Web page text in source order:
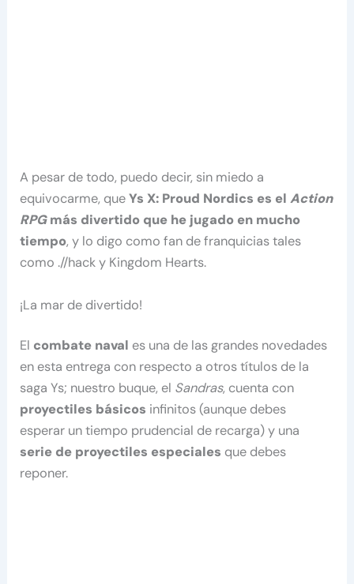
A pesar de todo, puedo decir, sin miedo a
equivocarme, queYs X: Proud Nordics es elAction
RPGmás divertido que he jugado en mucho
tiempo, y lo digo como fan de franquicias tales
como .//hack y Kingdom Hearts.
¡La mar de divertido!
El combate naval es una de las grandes novedades
en esta entrega con respecto a otros títulos de la
saga Ys; nuestro buque, el Sandras, cuenta con
proyectiles básicos infinitos (aunque debes
esperar un tiempo prudencial de recarga) y una
serie de proyectiles especiales que debes
reponer.